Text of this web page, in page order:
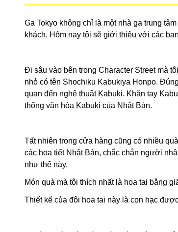
Ga Tokyo không chỉ là một nhà ga trung
khách. Hôm nay tôi sẽ giới thiệu với các
Đi sâu vào bên trong Character Street mà
nhỏ có tên Shochiku Kabukiya Honpo.
quan đến nghệ thuật Kabuki. Khăn tay
thống văn hóa Kabuki của Nhật Bản.
Tất nhiên trong cửa hàng cũng có nhiều
các họa tiết Nhật Bản, chắc chắn người
như thế này.
Món quà mà tôi thích nhất là hoa tai bằng
Thiết kế của đôi hoa tai này là con hạc